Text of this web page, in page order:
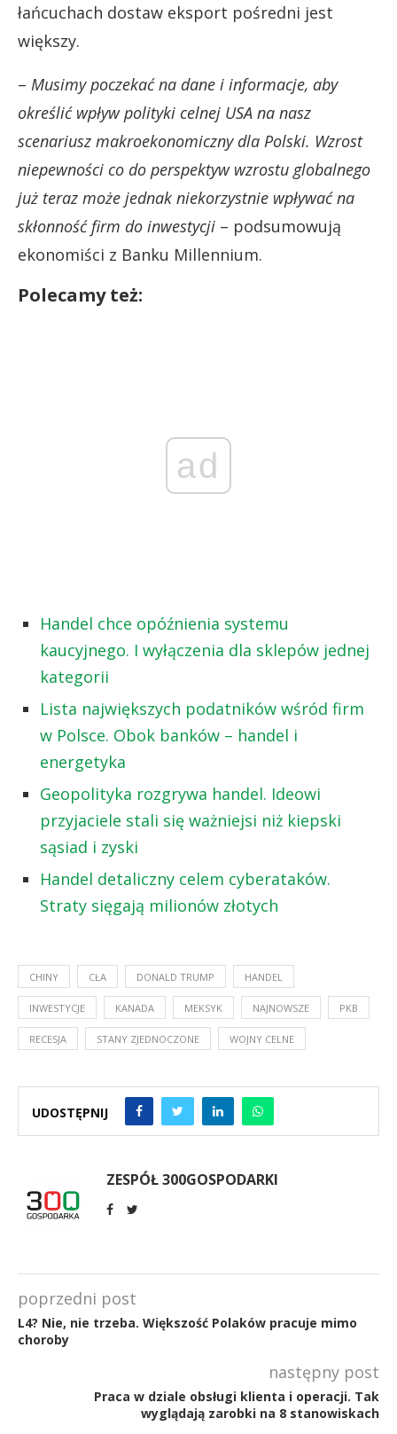
łańcuchach dostaw eksport pośredni jest
większy.
– Musimy poczekać na dane i informacje, aby
określić wpływ polityki celnej USA na nasz
scenariusz makroekonomiczny dla Polski. Wzrost
niepewności co do perspektyw wzrostu globalnego
już teraz może jednak niekorzystnie wpływać na
skłonność firm do inwestycji – podsumowują
ekonomiści z Banku Millennium.
Polecamy też:
ad
Handel chce opóźnienia systemu
kaucyjnego. I wyłączenia dla sklepów jednej
kategorii
Lista największych podatników wśród firm
w Polsce. Obok banków – handel i
energetyka
Geopolityka rozgrywa handel. Ideowi
przyjaciele stali się ważniejsi niż kiepski
sąsiad i zyski
Handel detaliczny celem cyberataków.
Straty sięgają milionów złotych
CHINY CŁA DONALD TRUMP HANDEL
INWESTYCJE KANADA MEKSYK NAJNOWSZE PKB
RECESJA STANY ZJEDNOCZONE WOJNY CELNE
UDOSTĘPNIJ
ZESPÓŁ 300GOSPODARKI
poprzedni post
L4? Nie, nie trzeba. Większość Polaków pracuje mimo
choroby
następny post
Praca w dziale obsługi klienta i operacji. Tak
wyglądają zarobki na 8 stanowiskach